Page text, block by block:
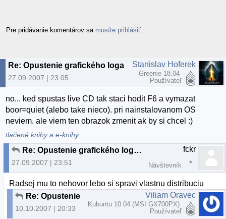
Pre pridávanie komentárov sa musíte prihlásiť
Re: Opustenie grafického loga pri bootovaní?
27.09.2007 | 23:05
Stanislav Hoferek
Greenie 18.04
Používateľ
no... ked spustas live CD tak staci hodit F6 a vymazat
boor=quiet (alebo take nieco). pri nainstalovanom OS
neviem. ale viem ten obrazok zmenit ak by si chcel :)
tlačené knihy a e-knihy
Re: Opustenie grafického loga pri bootovaní?
27.09.2007 | 23:51
fckr
Návštevník
Radsej mu to nehovor lebo si spravi vlastnu distribuciu
10.10.2007 | 20:33
Viliam Oravec
Kubuntu 10.04 (MSI GX700PX)
Používateľ